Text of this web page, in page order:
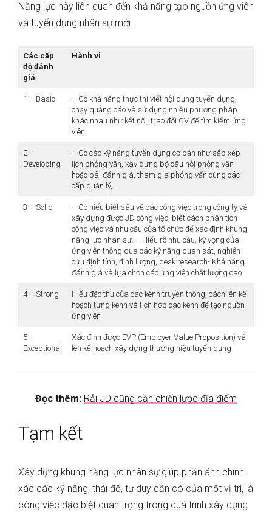
Năng lực này liên quan đến khả năng tạo nguồn ứng viên
và tuyển dụng nhân sự mới.
Các cấp
độ đánh
giá
Hành vi
1 – Basic
– Có khả năng thực thi viết nội dung tuyển dụng,
chạy quảng cáo và sử dụng nhiều phương pháp
khác nhau như kết nối, trao đổi CV để tìm kiếm ứng
viên.
2 –
Developing
– Có các kỹ năng tuyển dụng cơ bản như sắp xếp
lịch phỏng vấn, xây dựng bộ câu hỏi phỏng vấn
hoặc bài đánh giá, tham gia phỏng vấn cùng các
cấp quản lý,…
3 – Solid
– Có hiểu biết sâu về các công việc trong công ty và
xây dựng được JD công việc, biết cách phân tích
công việc và nhu cầu của tổ chức để xác định khung
năng lực nhân sự. – Hiểu rõ nhu cầu, kỳ vọng của
ứng viên thông qua các kỹ năng quan sát, nghiên
cứu định tính, định lượng, desk research- Khả năng
đánh giá và lựa chọn các ứng viên chất lượng cao.
4 – Strong
Hiểu đặc thù của các kênh truyền thông, cách lên kế
hoạch từng kênh và tích hợp các kênh để tạo nguồn
ứng viên
5 –
Exceptional
Xác định được EVP (Employer Value Proposition) và
lên kế hoạch xây dựng thương hiệu tuyển dụng
Đọc thêm: Rải JD cũng cần chiến lược địa điểm
Tạm kết
Xây dựng khung năng lực nhân sự giúp phản ánh chính
xác các kỹ năng, thái độ, tư duy cần có của một vị trí, là
công việc đặc biệt quan trọng trong quá trình xây dựng